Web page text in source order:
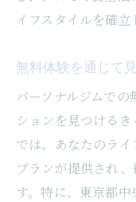
ットネスの可
無料体験
月島のジ
グ方法
パーソナ
スの魅力
イフスタイルを確立
無料体験を通じて
パーソナルジムで
ションを見つける
では、あなたのラ
プランが提供され
す。特に、東京都